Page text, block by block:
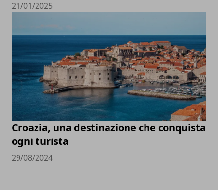
21/01/2025
Croazia, una destinazione che conquista
ogni turista
29/08/2024